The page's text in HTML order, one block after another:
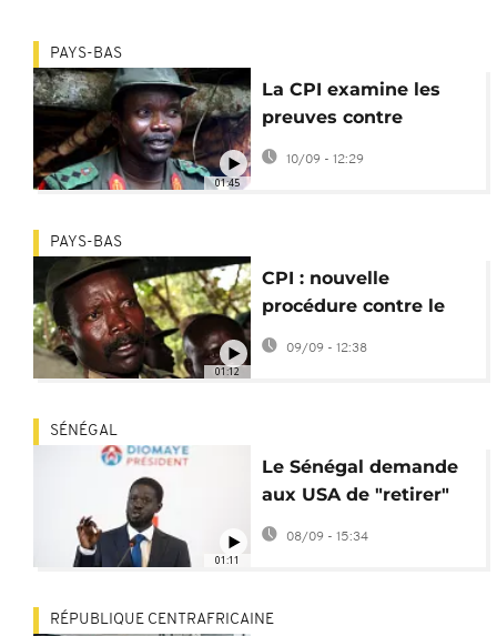
01:45
PAYS-BAS
La CPI examine les
preuves contre
l'Ougandais Joseph
Kony
10/09 - 12:29
01:12
PAYS-BAS
CPI : nouvelle
procédure contre le
chef de guerre
ougandais Joseph
09/09 - 12:38
01:11
SÉNÉGAL
Le Sénégal demande
aux USA de "retirer"
les sanctions contre la
08/09 - 15:34
RÉPUBLIQUE CENTRAFRICAINE